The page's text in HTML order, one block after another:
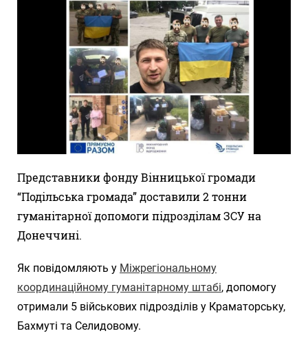
Представники фонду Вінницької громади
“Подільська громада” доставили 2 тонни
гуманітарної допомоги підрозділам ЗСУ на
Донеччині.
Як повідомляють у Міжрегіональному
координаційному гуманітарному штабі, допомогу
отримали 5 військових підрозділів у Краматорську,
Бахмуті та Селидовому.